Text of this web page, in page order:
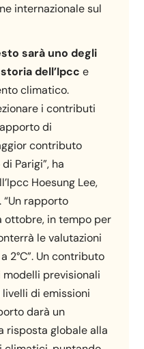
internazionale sul
sarà uno degli
dell’Ipcc e
climatico.
i contributi
di
contributo
Parigi”, ha
Hoesung Lee,
rapporto
ottobre, in tempo per
le valutazioni
2°C”. Un contributo
previsionali
di emissioni
darà un
risposta globale alla